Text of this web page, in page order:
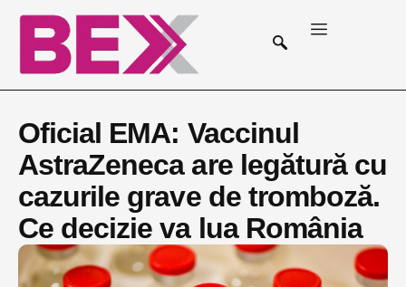
Oficial EMA: Vaccinul
AstraZeneca are legătură cu
cazurile grave de tromboză.
Ce decizie va lua România